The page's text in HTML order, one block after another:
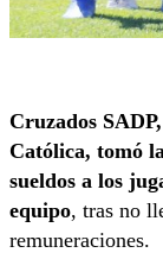
Cruzados
Católica, tomó
sueldos a los
equipo, tras no
remuneraciones.